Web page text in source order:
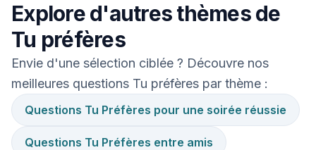
Explore d'autres thèmes de
Tu préfères
Envie d'une sélection ciblée ? Découvre nos
meilleures questions Tu préfères par thème :
Questions Tu Préfères pour une soirée réussie
Questions Tu Préfères entre amis